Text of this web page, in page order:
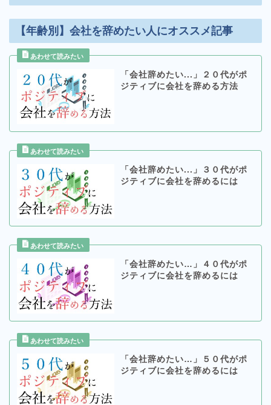
【年齢別】会社を辞めたい人にオススメ記事
「会社辞めたい...」２０代がポ
ジティブに会社を辞める方法
「会社辞めたい...」３０代がポ
ジティブに会社を辞めるには
「会社辞めたい…」４０代がポ
ジティブに会社を辞めるには
「会社辞めたい…」５０代がポ
ジティブに会社を辞めるには